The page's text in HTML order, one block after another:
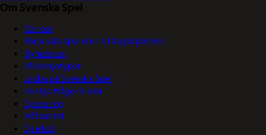
Om Svenska Spel
Om oss
Börja sälja spel eller bli Vegaspartner
Nyhetsrum
Våra logotyper
Jobba på Svenska Spel
Vanliga frågor & svar
Sponsring
Hållbarhet
Spelkoll